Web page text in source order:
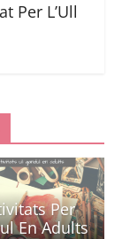
Per L’Ull
Per
En Adults